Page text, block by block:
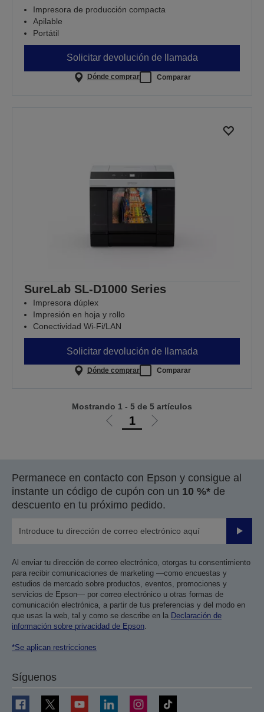
Impresora de producción compacta
Apilable
Portátil
Solicitar devolución de llamada
Dónde comprar Comparar
SureLab SL-D1000 Series
Impresora dúplex
Impresión en hoja y rollo
Conectividad Wi-Fi/LAN
Solicitar devolución de llamada
Dónde comprar Comparar
Ir
anterior
1
Ir
siguiente
Mostrando 1 - 5 de 5 artículos
Permanece en contacto con Epson y consigue al
instante un código de cupón con un 10 %* de
descuento en tu próximo pedido.
Enviar
Al enviar tu dirección de correo electrónico, otorgas tu consentimiento
para recibir comunicaciones de marketing —como encuestas y
estudios de mercado sobre productos, eventos, promociones y
servicios de Epson— por correo electrónico u otras formas de
comunicación electrónica, a partir de tus preferencias y del modo en
que usas la web, tal y como se describe en la Declaración de
información sobre privacidad de Epson.
*Se aplican restricciones
Síguenos